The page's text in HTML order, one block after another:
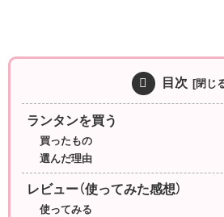
目次
ランタンを買う
買ったもの
選んだ理由
レビュー（使ってみた感想）
使ってみる